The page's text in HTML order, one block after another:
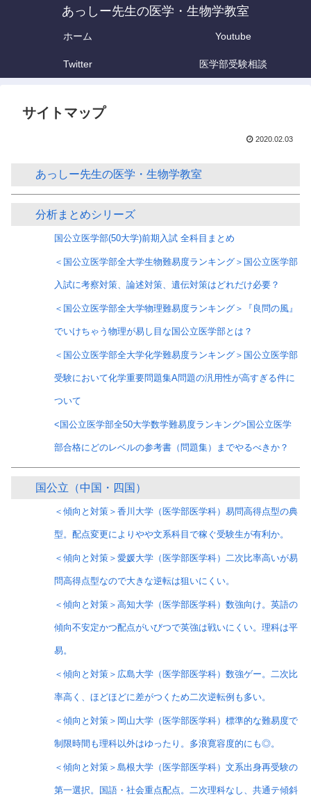
あっしー先生の医学・生物学教室
ホーム Youtube
Twitter 医学部受験相談
サイトマップ
2020.02.03
あっしー先生の医学・生物学教室
分析まとめシリーズ
国公立医学部(50大学)前期入試 全科目まとめ
＜国公立医学部全大学生物難易度ランキング＞国公立医学部
入試に考察対策、論述対策、遺伝対策はどれだけ必要？
＜国公立医学部全大学物理難易度ランキング＞『良問の風』
でいけちゃう物理が易し目な国公立医学部とは？
＜国公立医学部全大学化学難易度ランキング＞国公立医学部
受験において化学重要問題集A問題の汎用性が高すぎる件に
ついて
<国公立医学部全50大学数学難易度ランキング>国公立医学
部合格にどのレベルの参考書（問題集）までやるべきか？
国公立（中国・四国）
＜傾向と対策＞香川大学（医学部医学科）易問高得点型の典
型。配点変更によりやや文系科目で稼ぐ受験生が有利か。
＜傾向と対策＞愛媛大学（医学部医学科）二次比率高いが易
問高得点型なので大きな逆転は狙いにくい。
＜傾向と対策＞高知大学（医学部医学科）数強向け。英語の
傾向不安定かつ配点がいびつで英強は戦いにくい。理科は平
易。
＜傾向と対策＞広島大学（医学部医学科）数強ゲー。二次比
率高く、ほどほどに差がつくため二次逆転例も多い。
＜傾向と対策＞岡山大学（医学部医学科）標準的な難易度で
制限時間も理科以外はゆったり。多浪寛容度的にも◎。
＜傾向と対策＞島根大学（医学部医学科）文系出身再受験の
第一選択。国語・社会重点配点。二次理科なし、共通テ傾斜